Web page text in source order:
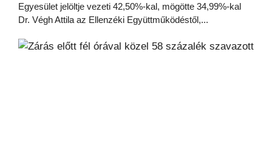
Egyesület jelöltje vezeti 42,50%-kal, mögötte 34,99%-kal
Dr. Végh Attila az Ellenzéki Együttműködéstől,...